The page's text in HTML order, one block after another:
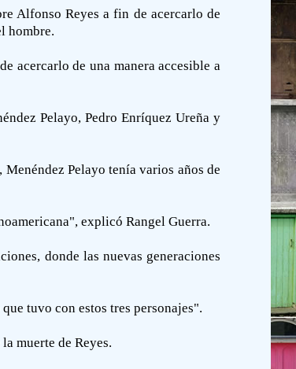
Alfonso Reyes a fin de acercarlo de
hombre.
acercarlo de una manera accesible a
Pelayo, Pedro Enríquez Ureña y
Pelayo tenía varios años de
explicó Rangel Guerra.
donde las nuevas generaciones
tuvo con estos tres personajes".
muerte de Reyes.